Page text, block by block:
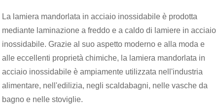
La lamiera mandorlata in acciaio inossidabile è prodotta
mediante laminazione a freddo e a caldo di lamiere in acciaio
inossidabile. Grazie al suo aspetto moderno e alla moda e
alle eccellenti proprietà chimiche, la lamiera mandorlata in
acciaio inossidabile è ampiamente utilizzata nell'industria
alimentare, nell'edilizia, negli scaldabagni, nelle vasche da
bagno e nelle stoviglie.